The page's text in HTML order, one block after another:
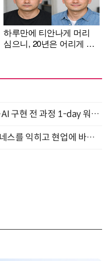
UX 기획·DESIGN.md 설계·AI 구현 전 과정 1-day 워크숍 with Claude Code·Codex 9월 15일 개최
단 하루, 이론과 실습으로 하네스를 익히고 현업에 바로 쓰는 핸즈온 워크숍 (8/20)